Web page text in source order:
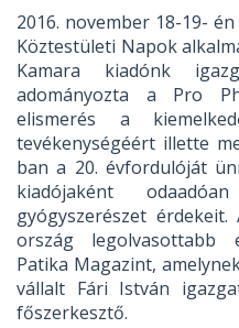
2016. november 18-19-
Köztestületi Napok
Kamara kiadónk
adományozta a Pro
elismerés a
tevékenységéért illette
ban a 20. évfordulóját
kiadójaként
gyógyszerészet
ország legolvasottabb
Patika Magazint,
vállalt Fári István
főszerkesztő.